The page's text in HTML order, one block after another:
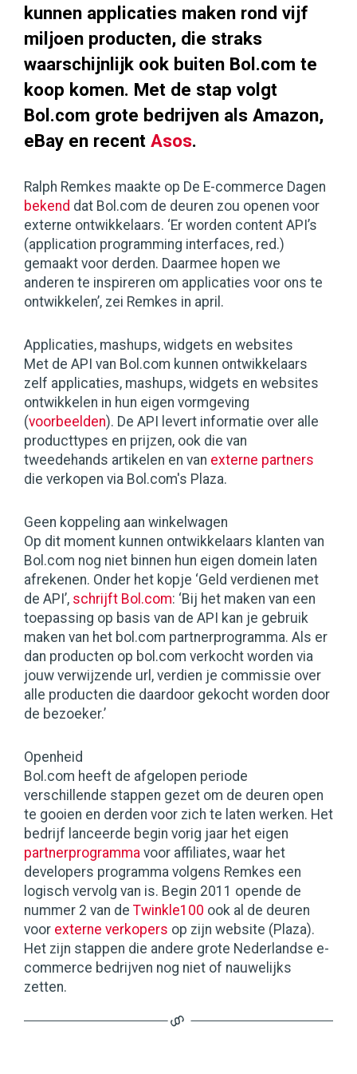
kunnen applicaties maken rond vijf
miljoen producten, die straks
waarschijnlijk ook buiten Bol.com te
koop komen. Met de stap volgt
Bol.com grote bedrijven als Amazon,
eBay en recent Asos.
Ralph Remkes maakte op De E-commerce Dagen
bekend dat Bol.com de deuren zou openen voor
externe ontwikkelaars. ‘Er worden content API’s
(application programming interfaces, red.)
gemaakt voor derden. Daarmee hopen we
anderen te inspireren om applicaties voor ons te
ontwikkelen’, zei Remkes in april.
Applicaties, mashups, widgets en websites
Met de API van Bol.com kunnen ontwikkelaars
zelf applicaties, mashups, widgets en websites
ontwikkelen in hun eigen vormgeving
(voorbeelden). De API levert informatie over alle
producttypes en prijzen, ook die van
tweedehands artikelen en van externe partners
die verkopen via Bol.com's Plaza.
Geen koppeling aan winkelwagen
Op dit moment kunnen ontwikkelaars klanten van
Bol.com nog niet binnen hun eigen domein laten
afrekenen. Onder het kopje ‘Geld verdienen met
de API’, schrijft Bol.com: ‘Bij het maken van een
toepassing op basis van de API kan je gebruik
maken van het bol.com partnerprogramma. Als er
dan producten op bol.com verkocht worden via
jouw verwijzende url, verdien je commissie over
alle producten die daardoor gekocht worden door
de bezoeker.’
Openheid
Bol.com heeft de afgelopen periode
verschillende stappen gezet om de deuren open
te gooien en derden voor zich te laten werken. Het
bedrijf lanceerde begin vorig jaar het eigen
partnerprogramma voor affiliates, waar het
developers programma volgens Remkes een
logisch vervolg van is. Begin 2011 opende de
nummer 2 van de Twinkle100 ook al de deuren
voor externe verkopers op zijn website (Plaza).
Het zijn stappen die andere grote Nederlandse e-
commerce bedrijven nog niet of nauwelijks
zetten.